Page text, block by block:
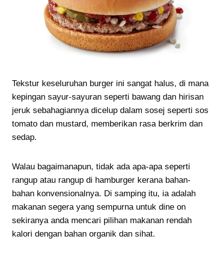
Tekstur keseluruhan burger ini sangat halus, di mana
kepingan sayur-sayuran seperti bawang dan hirisan
jeruk sebahagiannya dicelup dalam sosej seperti sos
tomato dan mustard, memberikan rasa berkrim dan
sedap.
Walau bagaimanapun, tidak ada apa-apa seperti
rangup atau rangup di hamburger kerana bahan-
bahan konvensionalnya. Di samping itu, ia adalah
makanan segera yang sempurna untuk dine on
sekiranya anda mencari pilihan makanan rendah
kalori dengan bahan organik dan sihat.